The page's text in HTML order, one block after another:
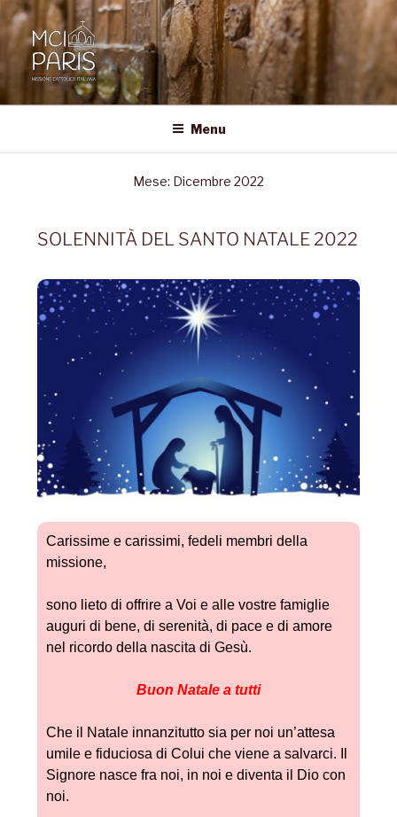
MCI • PARIS
Missione Cattolica Italiana Parigi
Menu
Mese: Dicembre 2022
SOLENNITÀ DEL SANTO NATALE 2022
Carissime e carissimi, fedeli membri della
missione,
sono lieto di offrire a Voi e alle vostre famiglie
auguri di bene, di serenità, di pace e di amore
nel ricordo della nascita di Gesù.
Buon Natale a tutti
Che il Natale innanzitutto sia per noi un’attesa
umile e fiduciosa di Colui che viene a salvarci. Il
Signore nasce fra noi, in noi e diventa il Dio con
noi.